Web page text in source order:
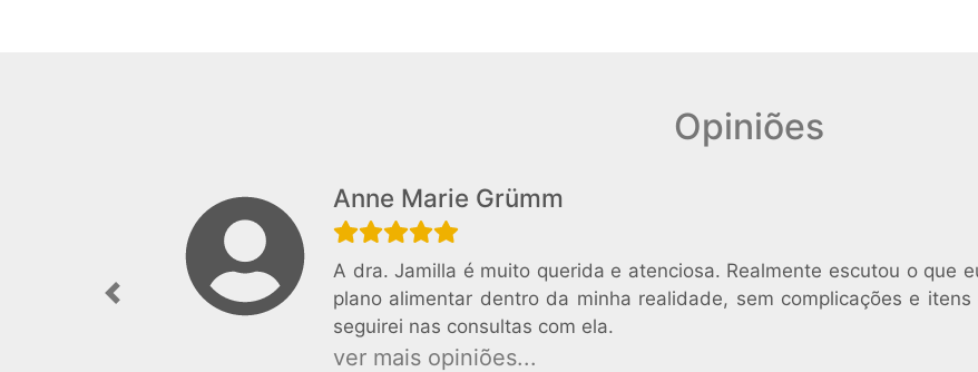
Opiniões
Anne Marie Grümm
A dra. Jamilla é muito querida e atenciosa. Realmente escutou o que
plano alimentar dentro da minha realidade, sem complicações e
seguirei nas consultas com ela.
ver mais opiniões...
Previous